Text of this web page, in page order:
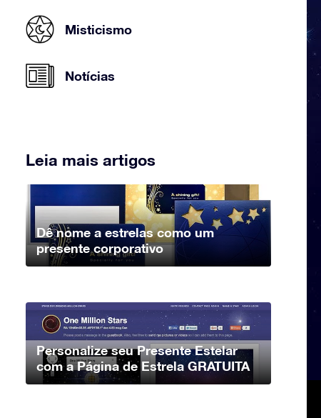
Misticismo
Notícias
Leia mais artigos
Dê nome a estrelas como um
presente corporativo
Personalize seu Presente Estelar
com a Página de Estrela GRATUITA